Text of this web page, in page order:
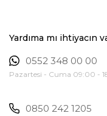
Yardıma mı ihtiyacın
0552 348 00 00
Pazartesi - Cuma 09:00 -
0850 242 1205